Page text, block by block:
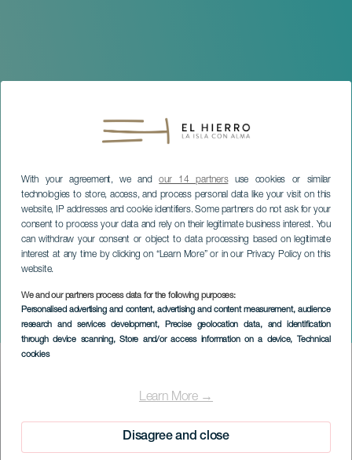
With your agreement, we andour 14 partnersuse cookies or similar
technologies to store, access, and process personal data like your visit on this
website, IP addresses and cookie identifiers. Some partners do not ask for your
consent to process your data and rely on their legitimate business interest. You
can withdraw your consent or object to data processing based on legitimate
interest at any time by clicking on “Learn More” or in our Privacy Policy on this
website.
We and our partners process data for the following purposes:
Personalised advertising and content, advertising and content measurement, audience
research and services development, Precise geolocation data, and identification
through device scanning, Store and/or access information on a device, Technical
cookies
Learn More →
Disagree and close
Peque Salmor Bike
EL HIERRO